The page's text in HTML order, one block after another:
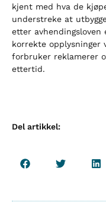
kjent med hva de
understreke at
etter avhendingsloven
korrekte opplysninger
forbruker reklamerer
ettertid.
Del artikkel: